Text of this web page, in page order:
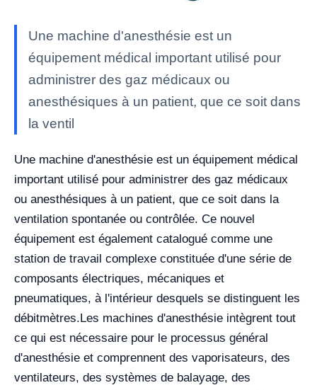
Une machine d'anesthésie est un
équipement médical important utilisé pour
administrer des gaz médicaux ou
anesthésiques à un patient, que ce soit dans
la ventil
Une machine d'anesthésie est un équipement médical
important utilisé pour administrer des gaz médicaux
ou anesthésiques à un patient, que ce soit dans la
ventilation spontanée ou contrôlée. Ce nouvel
équipement est également catalogué comme une
station de travail complexe constituée d'une série de
composants électriques, mécaniques et
pneumatiques, à l'intérieur desquels se distinguent les
débitmètres.Les machines d'anesthésie intègrent tout
ce qui est nécessaire pour le processus général
d'anesthésie et comprennent des vaporisateurs, des
ventilateurs, des systèmes de balayage, des